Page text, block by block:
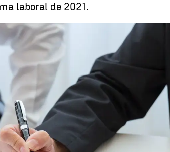
laboral de 2021.